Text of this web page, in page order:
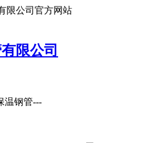
限公司官方网站
温钢管---